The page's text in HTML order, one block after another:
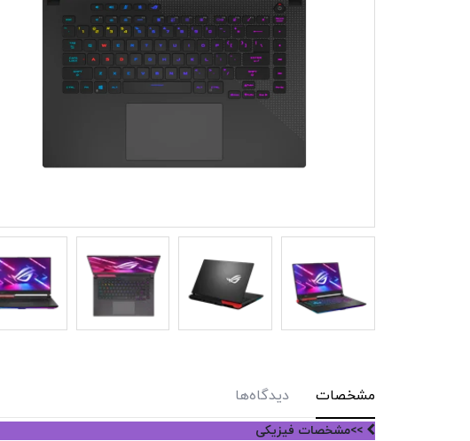
مشخصات دیدگاه‌ها
>>مشخصات فیزیکی